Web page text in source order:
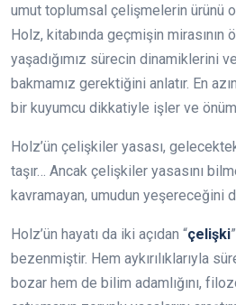
umut toplumsal çelişmelerin ürünü
Holz, kitabında geçmişin mirasının
yaşadığımız sürecin dinamiklerini
bakmamız gerektiğini anlatır. En
bir kuyumcu dikkatiyle işler ve
Holz’ün çelişkiler yasası,
taşır… Ancak çelişkiler yasasını
kavramayan, umudun yeşereceğini
Holz’ün hayatı da iki açıdan “çelişki
bezenmiştir. Hem aykırılıklarıyla
bozar hem de bilim adamlığını,